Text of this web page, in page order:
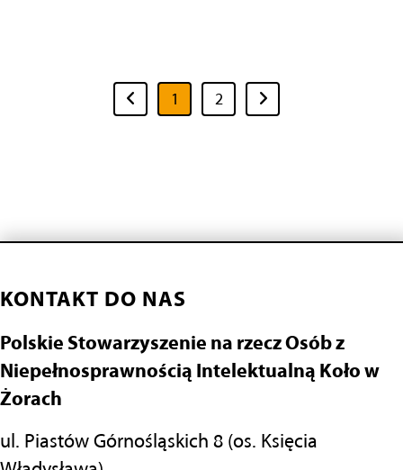
1 2
KONTAKT DO NAS
Polskie Stowarzyszenie na rzecz Osób z
Niepełnosprawnością Intelektualną Koło w
Żorach
ul. Piastów Górnośląskich 8 (os. Księcia